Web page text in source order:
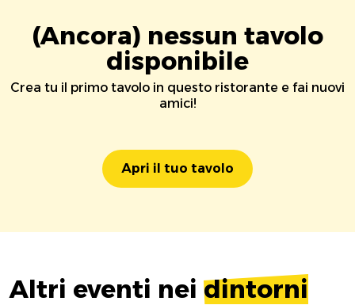
(Ancora) nessun tavolo
disponibile
Crea tu il primo tavolo in questo ristorante e fai nuovi
amici!
Apri il tuo tavolo
Altri eventi nei dintorni